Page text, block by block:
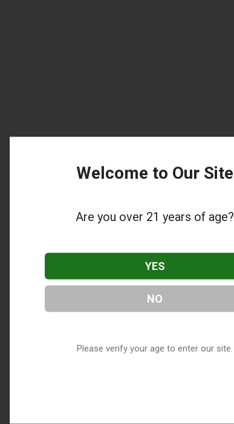
Welcome to Our Site
Are you over 21 years of age?
YES
NO
Please verify your age to enter our site.